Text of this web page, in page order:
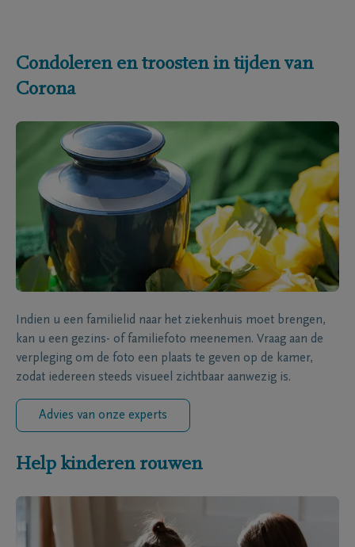
Condoleren en troosten in tijden van
Corona
Indien u een familielid naar het ziekenhuis moet brengen,
kan u een gezins- of familiefoto meenemen. Vraag aan de
verpleging om de foto een plaats te geven op de kamer,
zodat iedereen steeds visueel zichtbaar aanwezig is.
Advies van onze experts
Help kinderen rouwen